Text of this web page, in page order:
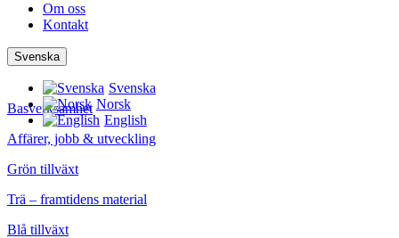
Om oss
Kontakt
Svenska
Svenska
Norsk
English
Basverksamhet
Affärer, jobb & utveckling
Grön tillväxt
Trä – framtidens material
Blå tillväxt